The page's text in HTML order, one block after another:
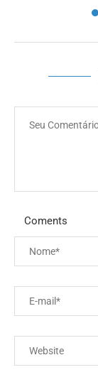
Coments